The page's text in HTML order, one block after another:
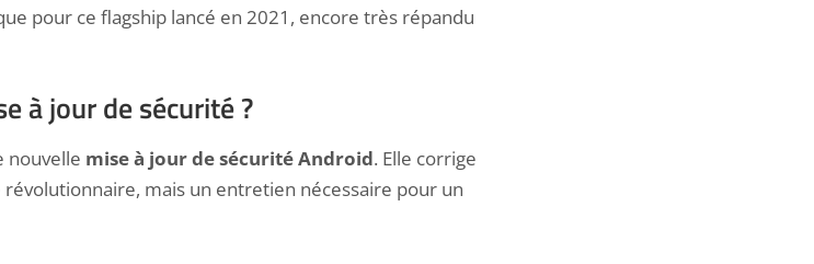
pour ce flagship lancé en 2021, encore très répandu
à jour de sécurité ?
nouvelle mise à jour de sécurité Android. Elle corrige
mais un entretien nécessaire pour un